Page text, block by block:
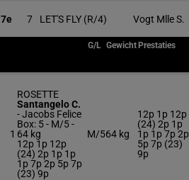
7e 7 LET'S FLY (R/4) Vogt Mlle S.
G/L Gewicht Prestaties
1
ROSETTE
Santangelo C.
-Jacobs Felice
Box: 5 - M/5 -
64 kg
12p 1p 12p
(24) 2p 1p 1p
1p 7p 2p 5p 7p
(23) 9p
M/564 kg
12p 1p 12p
(24) 2p 1p
1p 1p 7p 2p
5p 7p (23)
9p